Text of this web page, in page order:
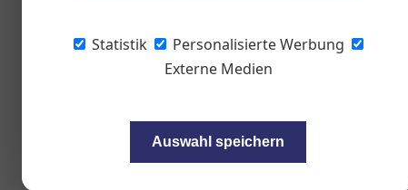
Statistik
Personalisierte Werbung
Externe Medien
Auswahl speichern
Laut einer aktuellen
Bereitschaft, Geld für